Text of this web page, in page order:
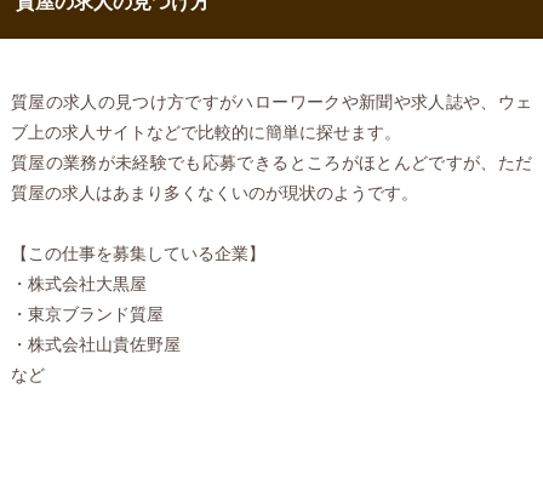
質屋の求人の見つけ方ですがハローワークや新聞や求人誌や、ウェ
ブ上の求人サイトなどで比較的に簡単に探せます。
質屋の業務が未経験でも応募できるところがほとんどですが、ただ
質屋の求人はあまり多くなくいのが現状のようです。
【この仕事を募集している企業】
・株式会社大黒屋
・東京ブランド質屋
・株式会社山貴佐野屋
など